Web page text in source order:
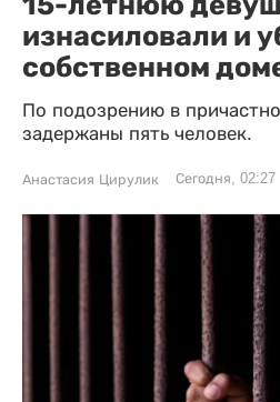
изнасиловали и
собственном
По подозрению в
задержаны пять человек.
Анастасия Цирулик Сегодня, 02:27